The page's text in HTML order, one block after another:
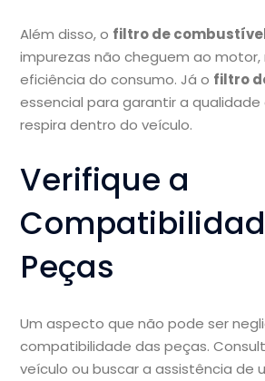
Além disso, o filtro de
impurezas não cheguem ao motor,
eficiência do consumo. Já o filtro
essencial para garantir a
respira dentro do veículo.
Verifique a
Peças
Um aspecto que não pode ser
compatibilidade das peças.
veículo ou buscar a assistência de